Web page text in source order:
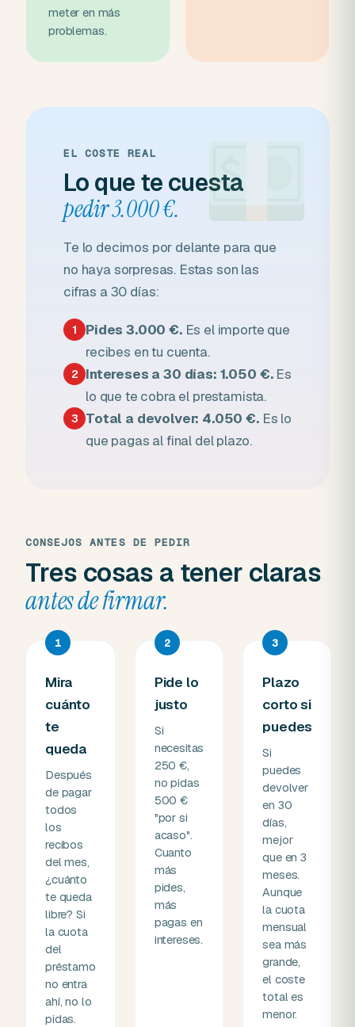
meter en más
problemas.
EL COSTE REAL
Lo que te cuesta
pedir 3.000 €.
Te lo decimos por delante para que
no haya sorpresas. Estas son las
cifras a 30 días:
1 Pides 3.000 €.Es el importe que
recibes en tu cuenta.
2 Intereses a 30 días: 1.050 €.Es
lo que te cobra el prestamista.
3 Total a devolver: 4.050 €.Es lo
que pagas al final del plazo.
CONSEJOS ANTES DE PEDIR
Tres cosas a tener claras
antes de firmar.
1
Mira
cuánto
te
queda
Después
de pagar
todos
los
recibos
del mes,
¿cuánto
te queda
libre? Si
la cuota
del
préstamo
no entra
ahí, no lo
pidas.
2
Pide lo
justo
Si
necesitas
250 €,
no pidas
500 €
"por si
acaso".
Cuanto
más
pides,
más
pagas en
intereses.
3
Plazo
corto si
puedes
Si
puedes
devolver
en 30
días,
mejor
que en 3
meses.
Aunque
la cuota
mensual
sea más
grande,
el coste
total es
menor.